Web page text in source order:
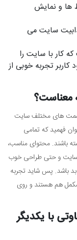
ها و نمایش
سایت می
کار با سایت را
تجربه خوبی از
قسمت های مختلف سایت
فهمید که تمامی
باشند. محتوای مناسب،
سایت و حتی طراحی خوب
باشد. پس شاید تجربه
مکمل هم هستند و روی
با یکدیگر